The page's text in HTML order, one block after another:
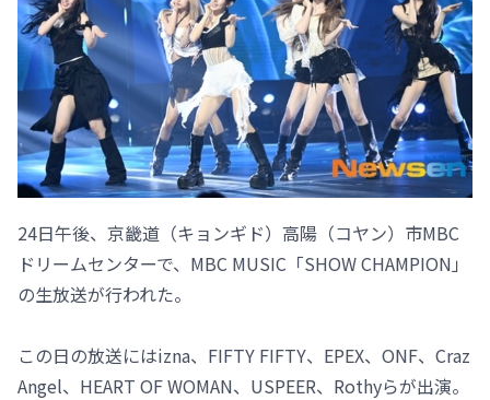
24日午後、京畿道（キョンギド）高陽（コヤン）市MBC
ドリームセンターで、MBC MUSIC「SHOW CHAMPION」
の生放送が行われた。
この日の放送にはizna、FIFTY FIFTY、EPEX、ONF、Craz
Angel、HEART OF WOMAN、USPEER、Rothyらが出演。